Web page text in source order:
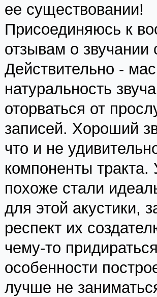
ее существовании!
Присоединяюсь к
отзывам о
Действительно -
натуральность
оторваться от
записей. Хороший
что и не
компоненты
похоже стали
для этой акустики,
респект их
чему-то
особенности
лучше не